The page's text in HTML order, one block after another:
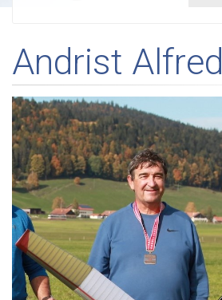
Andrist Alfred